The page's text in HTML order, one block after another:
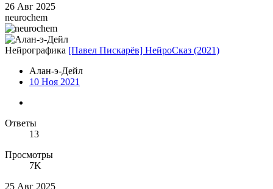
26 Авг 2025
neurochem
Нейрографика [Павел Пискарёв] НейроСказ (2021)
Алан-э-Дейл
10 Ноя 2021
Ответы
13
Просмотры
7K
25 Авг 2025